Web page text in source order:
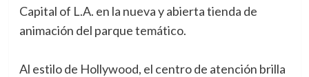
Capital of L.A. en la nueva y abierta tienda de
animación del parque temático.
Al estilo de Hollywood, el centro de atención brilla